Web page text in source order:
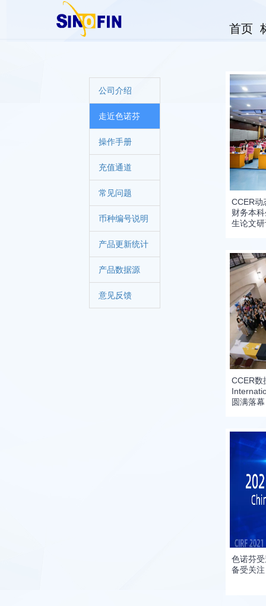
首页
公司介绍
走近色诺芬
操作手册
充值通道
常见问题
币种编号说明
产品更新统计
产品数据源
意见反馈
CCER动
财务本
生论文
CCER数
圆满落幕
色诺芬
备受关注